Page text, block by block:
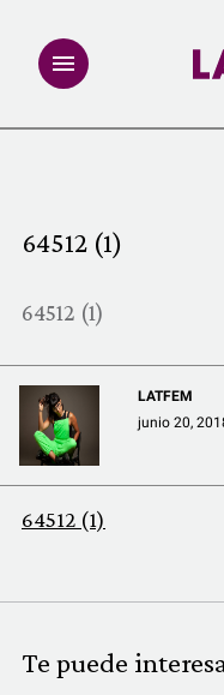
LATFEMLAB.
PRODUCTOS
64512 (1)
64512 (1)
LATFEM
junio 20,
64512 (1)
Te puede